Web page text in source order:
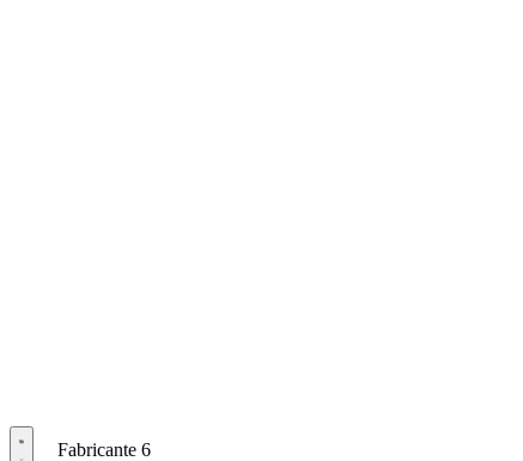
Fabricante 6